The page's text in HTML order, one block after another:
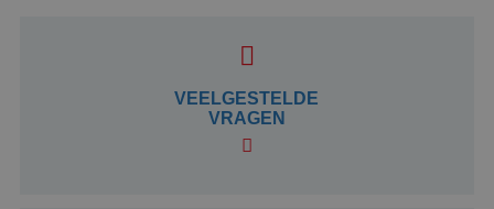
VEELGESTELDE
VRAGEN
Corporation